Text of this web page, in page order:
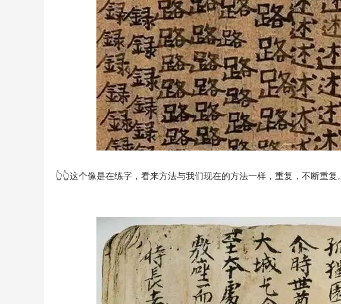
👆👆这个像是在练字，看来方法与我们现在的方法一样，重复，不断重复。